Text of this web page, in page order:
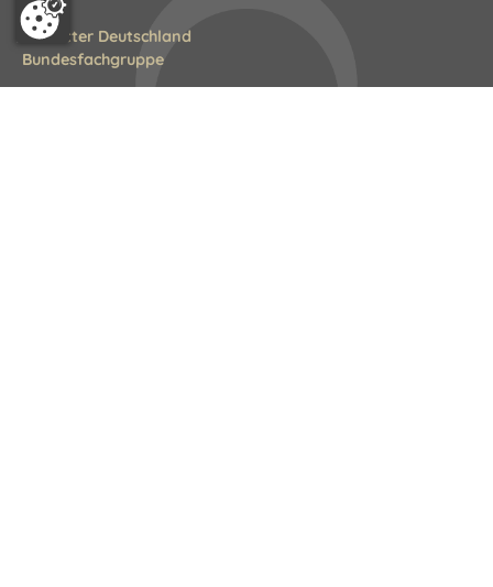
Bestatter Deutschland
Bundesfachgruppe